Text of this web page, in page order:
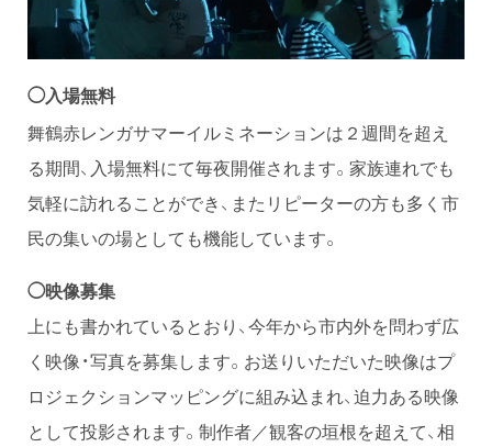
◯入場無料
舞鶴赤レンガサマーイルミネーションは２週間を超え
る期間、入場無料にて毎夜開催されます。家族連れでも
気軽に訪れることができ、またリピーターの方も多く市
民の集いの場としても機能しています。
◯映像募集
上にも書かれているとおり、今年から市内外を問わず広
く映像・写真を募集します。お送りいただいた映像はプ
ロジェクションマッピングに組み込まれ、迫力ある映像
として投影されます。制作者／観客の垣根を超えて、相